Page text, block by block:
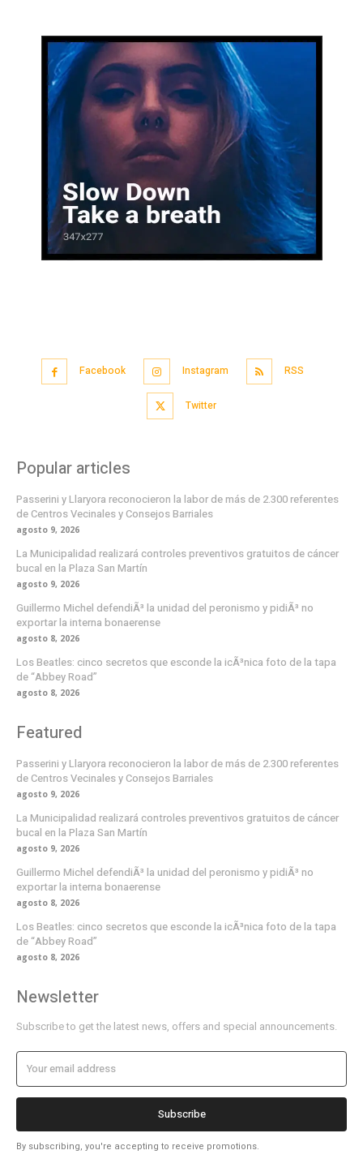
Facebook Instagram RSS
Twitter
Popular articles
Passerini y Llaryora reconocieron la labor de más de 2.300 referentes
de Centros Vecinales y Consejos Barriales
agosto 9, 2026
La Municipalidad realizará controles preventivos gratuitos de cáncer
bucal en la Plaza San Martín
agosto 9, 2026
Guillermo Michel defendiÃ³ la unidad del peronismo y pidiÃ³ no
exportar la interna bonaerense
agosto 8, 2026
Los Beatles: cinco secretos que esconde la icÃ³nica foto de la tapa
de “Abbey Road”
agosto 8, 2026
Featured
Passerini y Llaryora reconocieron la labor de más de 2.300 referentes
de Centros Vecinales y Consejos Barriales
agosto 9, 2026
La Municipalidad realizará controles preventivos gratuitos de cáncer
bucal en la Plaza San Martín
agosto 9, 2026
Guillermo Michel defendiÃ³ la unidad del peronismo y pidiÃ³ no
exportar la interna bonaerense
agosto 8, 2026
Los Beatles: cinco secretos que esconde la icÃ³nica foto de la tapa
de “Abbey Road”
agosto 8, 2026
Newsletter
Subscribe to get the latest news, offers and special announcements.
Subscribe
By subscribing, you're accepting to receive promotions.